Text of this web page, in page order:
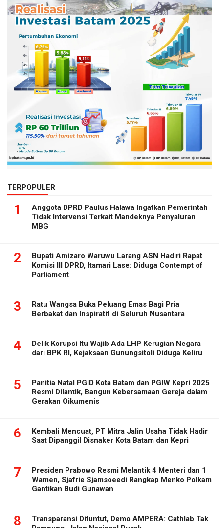
TERPOPULER
1
Anggota DPRD Paulus Halawa Ingatkan Pemerintah
Tidak Intervensi Terkait Mandeknya Penyaluran
MBG
2
Bupati Amizaro Waruwu Larang ASN Hadiri Rapat
Komisi III DPRD, Itamari Lase: Diduga Contempt of
Parliament
3
Ratu Wangsa Buka Peluang Emas Bagi Pria
Berbakat dan Inspiratif di Seluruh Nusantara
4
Delik Korupsi Itu Wajib Ada LHP Kerugian Negara
dari BPK RI, Kejaksaan Gunungsitoli Diduga Keliru
5
Panitia Natal PGID Kota Batam dan PGIW Kepri 2025
Resmi Dilantik, Bangun Kebersamaan Gereja dalam
Gerakan Oikumenis
6
Kembali Mencuat, PT Mitra Jalin Usaha Tidak Hadir
Saat Dipanggil Disnaker Kota Batam dan Kepri
7
Presiden Prabowo Resmi Melantik 4 Menteri dan 1
Wamen, Sjafrie Sjamsoeedi Rangkap Menko Polkam
Gantikan Budi Gunawan
8
Transparansi Dituntut, Demo AMPERA: Cathlab Tak